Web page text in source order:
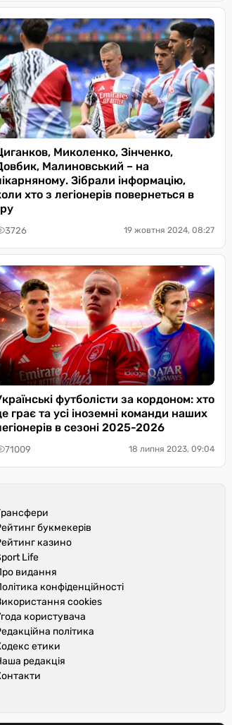
Миколенко, Зінченко,
Малиновський – на
Зібрали інформацію,
хто з легіонерів повернеться в
3726 19 жовтня 2024, 08:27
футболісти за кордоном: хто
грає та усі іноземні команди наших
в сезоні 2025-2026
71009 18 липня 2023, 09:04
букмекерів
казино
Life
видання
конфіденційності
cookies
користувача
політика
етики
редакція